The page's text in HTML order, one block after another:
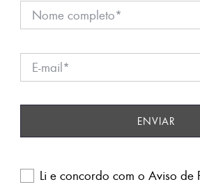
Li e concordo com oAviso de